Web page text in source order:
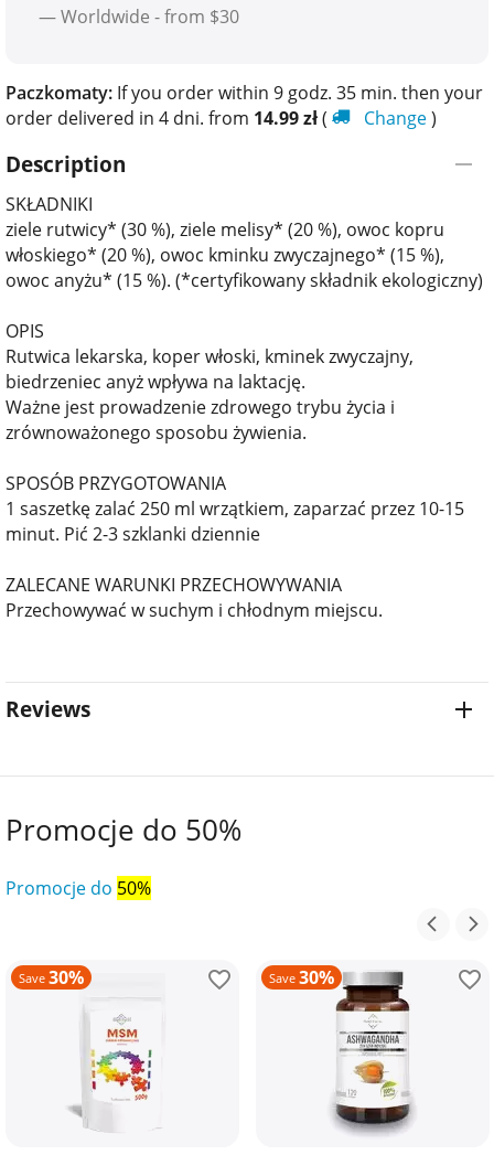
— Worldwide - from $30
Paczkomaty: If you order within 9 godz. 35 min. then your
order delivered in 4 dni. from 14.99zł( Change)
Description
SKŁADNIKI
ziele rutwicy* (30 %), ziele melisy* (20 %), owoc kopru
włoskiego* (20 %), owoc kminku zwyczajnego* (15 %),
owoc anyżu* (15 %). (*certyfikowany składnik ekologiczny)
OPIS
Rutwica lekarska, koper włoski, kminek zwyczajny,
biedrzeniec anyż wpływa na laktację.
Ważne jest prowadzenie zdrowego trybu życia i
zrównoważonego sposobu żywienia.
SPOSÓB PRZYGOTOWANIA
1 saszetkę zalać 250 ml wrzątkiem, zaparzać przez 10-15
minut. Pić 2-3 szklanki dziennie
ZALECANE WARUNKI PRZECHOWYWANIA
Przechowywać w suchym i chłodnym miejscu.
Reviews
Promocje do 50%
Promocje do 50%
Save 30% Save 30%